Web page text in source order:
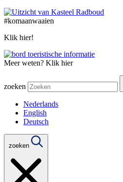
#komaanwaaien
Klik hier!
Meer weten? Klik hier
zoeken
Nederlands
English
Deutsch
zoeken